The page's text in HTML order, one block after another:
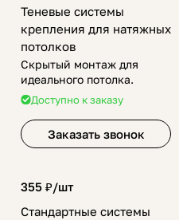
Теневые системы
крепления для натяжных
потолков
Скрытый монтаж для
идеального потолка.
Доступно к заказу
Заказать звонок
355 ₽/шт
Стандартные системы